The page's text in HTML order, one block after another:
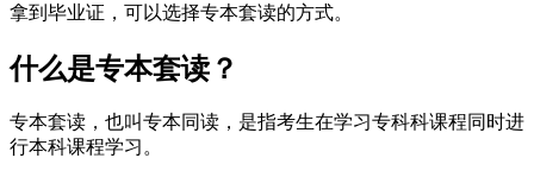
拿到毕业证，可以选择专本套读的方式。
什么是专本套读？
专本套读，也叫专本同读，是指考生在学习专科科课程同时进
行本科课程学习。